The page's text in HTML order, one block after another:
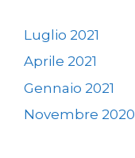
Luglio 2021
Aprile 2021
Gennaio 2021
Novembre 2020